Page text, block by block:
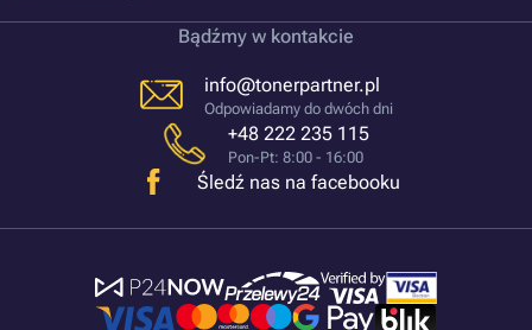
Bądźmy w kontakcie
info@tonerpartner.pl
Odpowiadamy do dwóch dni
+48 222 235 115
Pon-Pt: 8:00 - 16:00
Śledź nas na facebooku